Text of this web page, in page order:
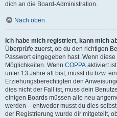
dich an die Board-Administration.
Nach oben
Ich habe mich registriert, kann mich
Überprüfe zuerst, ob du den richtigen
Passwort eingegeben hast. Wenn
Möglichkeiten. Wenn COPPA aktiviert
unter 13 Jahre alt bist, musst du bzw.
Erziehungsberechtigten den
dies nicht der Fall ist, muss dein
einigen Boards müssen alle neu
werden – entweder musst du dies
der Registrierung wurde dir mitgeteilt,